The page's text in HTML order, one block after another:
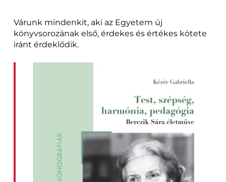
Várunk mindenkit, aki az Egyetem új
könyvsorozának első, érdekes és értékes kötete
iránt érdeklődik.